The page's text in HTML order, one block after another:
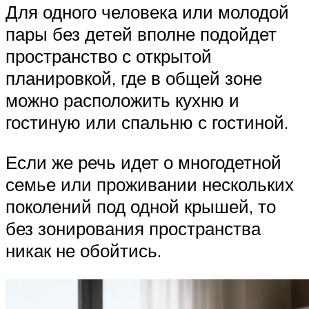
Для одного человека или молодой
пары без детей вполне подойдет
пространство с открытой
планировкой, где в общей зоне
можно расположить кухню и
гостиную или спальню с гостиной.
Если же речь идет о многодетной
семье или проживании нескольких
поколений под одной крышей, то
без зонирования пространства
никак не обойтись.